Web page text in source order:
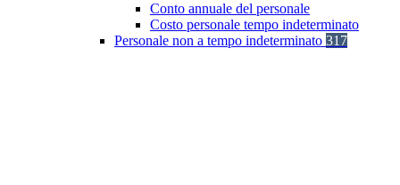
Conto annuale del personale
Costo personale tempo indeterminato
Personale non a tempo indeterminato 317